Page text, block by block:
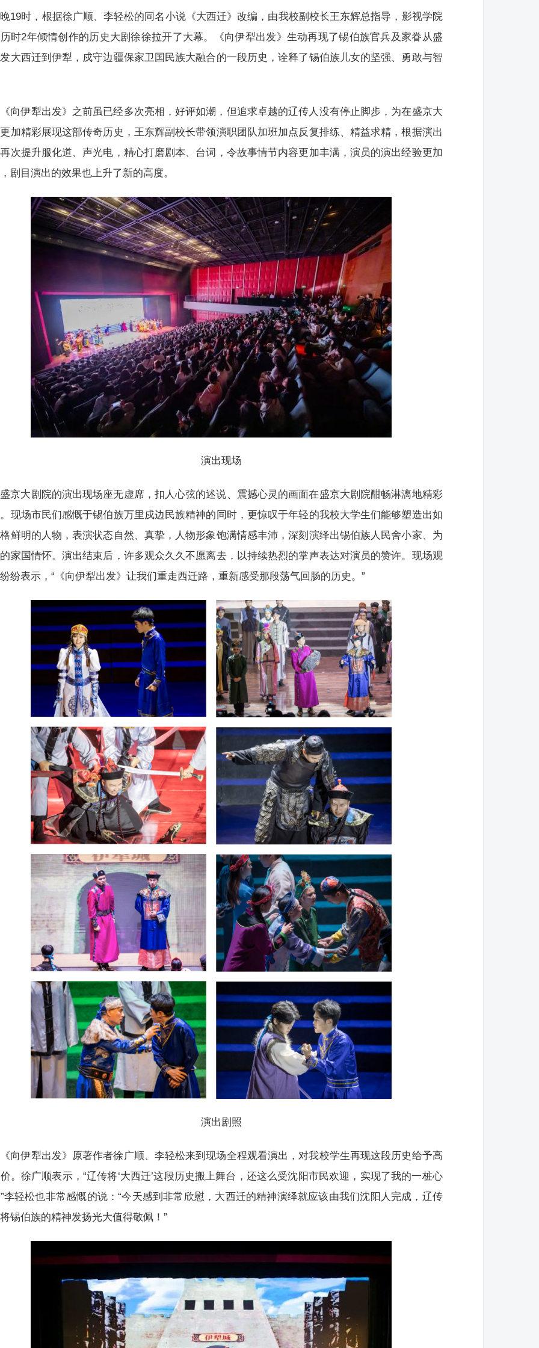
晚19时，根据徐广顺、李轻松的同名小说《大西迁》改编，由我校副校长王东辉总指导，影视学院
时2年倾情创作的历史大剧徐徐拉开了大幕。《向伊犁出发》生动再现了锡伯族官兵及家眷从盛
大西迁到伊犁，戍守边疆保家卫国民族大融合的一段历史，诠释了锡伯族儿女的坚强、勇敢与智
《向伊犁出发》之前虽已经多次亮相，好评如潮，但追求卓越的辽传人没有停止脚步，为在盛京大
加精彩展现这部传奇历史，王东辉副校长带领演职团队加班加点反复排练、精益求精，根据演出
次提升服化道、声光电，精心打磨剧本、台词，令故事情节内容更加丰满，演员的演出经验更加
剧目演出的效果也上升了新的高度。
演出现场
盛京大剧院的演出现场座无虚席，扣人心弦的述说、震撼心灵的画面在盛京大剧院酣畅淋漓地精彩
现场市民们感慨于锡伯族万里戍边民族精神的同时，更惊叹于年轻的我校大学生们能够塑造出如
鲜明的人物，表演状态自然、真挚，人物形象饱满情感丰沛，深刻演绎出锡伯族人民舍小家、为
家国情怀。演出结束后，许多观众久久不愿离去，以持续热烈的掌声表达对演员的赞许。现场观
纷表示，“《向伊犁出发》让我们重走西迁路，重新感受那段荡气回肠的历史。”
演出剧照
《向伊犁出发》原著作者徐广顺、李轻松来到现场全程观看演出，对我校学生再现这段历史给予高
。徐广顺表示，“辽传将‘大西迁’这段历史搬上舞台，还这么受沈阳市民欢迎，实现了我的一桩心
李轻松也非常感慨的说：“今天感到非常欣慰，大西迁的精神演绎就应该由我们沈阳人完成，辽传
锡伯族的精神发扬光大值得敬佩！”